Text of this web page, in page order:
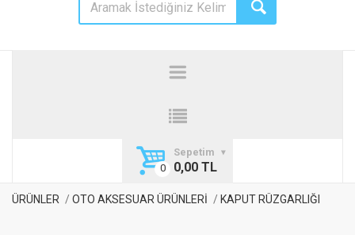
Sepetim
0,00 TL
ÜRÜNLER OTO AKSESUAR ÜRÜNLERİ KAPUT RÜZGARLIĞI